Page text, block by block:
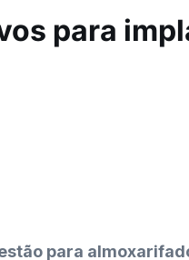
para
para